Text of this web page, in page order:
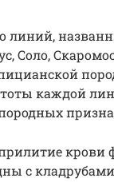
линий,
Соло,
каждой
крови
с